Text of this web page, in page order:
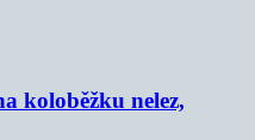
koloběžku nelez,